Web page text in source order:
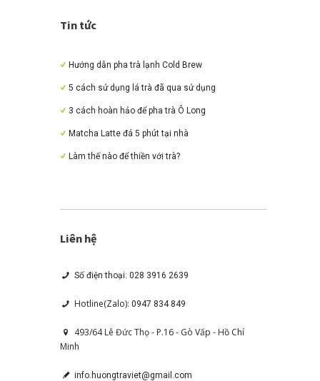
Tin tức
Hướng dẫn pha trà lạnh Cold Brew
5 cách sử dụng lá trà đã qua sử dụng
3 cách hoàn hảo để pha trà Ô Long
Matcha Latte đá 5 phút tại nhà
Làm thế nào để thiền với trà?
Liên hệ
Số điện thoại: 028 3916 2639
Hotline(Zalo): 0947 834 849
493/64 Lê Đức Thọ - P.16 - Gò Vấp - Hồ Chí
Minh
info.huongtraviet@gmail.com